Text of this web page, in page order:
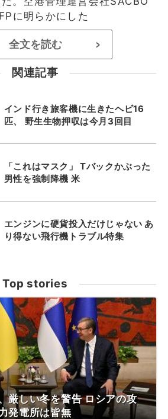
に明らかにした
全文を読む >
関連記事
インド行き旅客機に生きたヘビ16
匹、 野生生物押収は今月3回目
「これはマスク」 Tバックかぶった
男性を強制降機 米
エンジンに硬貨投入だけじゃない あ
り得ない飛行機トラブル特集
Top stories
厳しい冬を警告 ロシアの攻
発電所は皆無